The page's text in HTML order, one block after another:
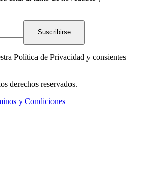
Suscribirse
Política de Privacidad y consientes
derechos reservados.
y Condiciones